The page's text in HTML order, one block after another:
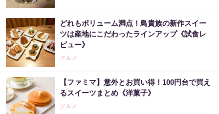
どれもボリューム満点！鳥貴族の新作スイー
ツは産地にこだわったラインアップ《試食レ
ビュー》
グルメ
【ファミマ】意外とお買い得！100円台で買え
るスイーツまとめ《洋菓子》
グルメ